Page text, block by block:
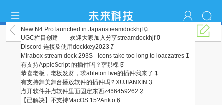
公告
New N4 Pro launched in Japanstreamdockhjf 0
UGC栏目创建——欢迎大家加入分享streamdockhjf 0
Discord 连接及使用dockkey2023 7
Mirabox stream dock 293S - Icons take too long to loadzatres 1
有支持AppleScript 的插件吗？ 萨那棵 3
恭喜老板，老板发财，求ableton live的插件我来了 1
有支持舞美舞台播放软件的插件吗？ XUJIANXIN 3
点开软件并点软件里面固定东西z466459262 2
【已解决】不支持MacOS 15?Ankio 6